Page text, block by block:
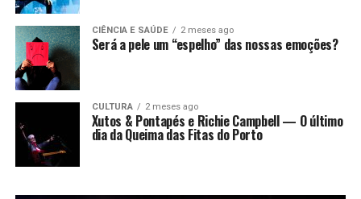
CIÊNCIA E SAÚDE 2 meses ago
Será a pele um “espelho” das nossas emoções?
CULTURA 2 meses ago
Xutos & Pontapés e Richie Campbell — O último
dia da Queima das Fitas do Porto